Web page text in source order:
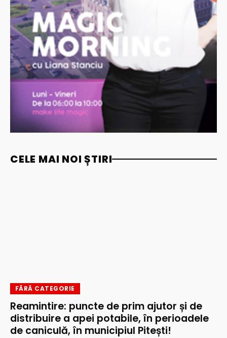
CELE MAI NOI ȘTIRI
FĂRĂ CATEGORIE
Reamintire: puncte de prim ajutor și de
distribuire a apei potabile, în perioadele
de caniculă, în municipiul Pitești!